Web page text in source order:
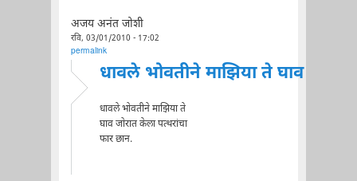
अजय अनंत जोशी
रवि, 03/01/2010 - 17:02
permalink
धावले भोवतीने माझिया ते घाव
धावले भोवतीने माझिया ते
घाव जोरात केला पत्थरांचा
फार छान.